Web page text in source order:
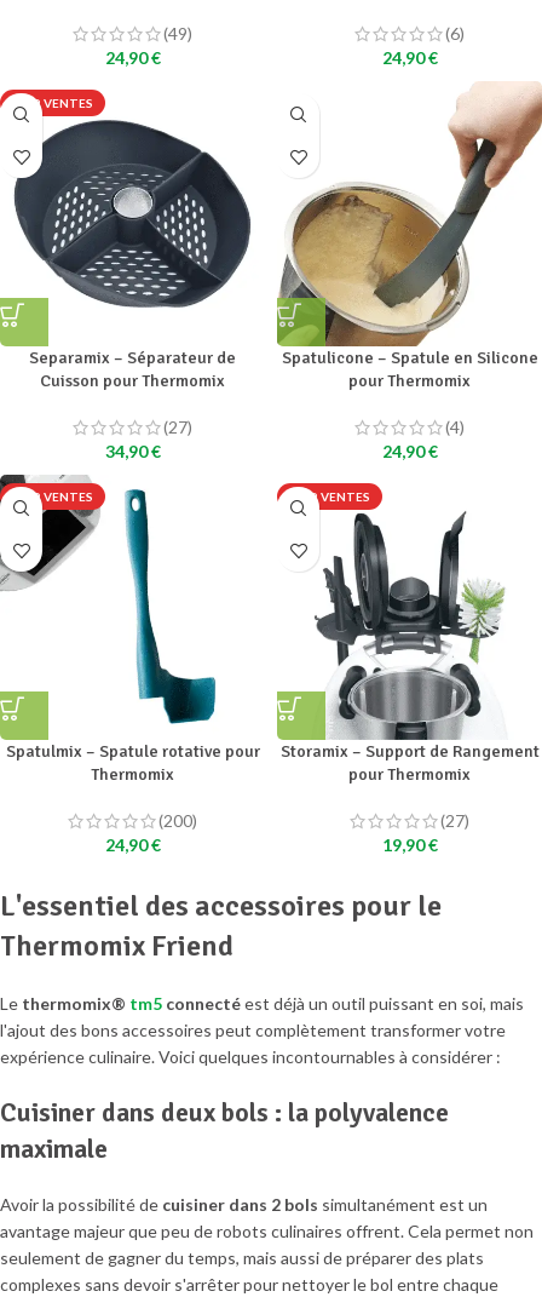
(49)
24,90€
(6)
24,90€
TOP VENTES
Separamix – Séparateur de
Cuisson pour Thermomix
(27)
34,90€
Spatulicone – Spatule en Silicone
pour Thermomix
(4)
24,90€
TOP VENTES
Spatulmix – Spatule rotative pour
Thermomix
(200)
24,90€
TOP VENTES
Storamix – Support de Rangement
pour Thermomix
(27)
19,90€
L'essentiel des accessoires pour le
Thermomix Friend
Le thermomix® tm5 connectéest déjà un outil puissant en soi, mais
l'ajout des bons accessoires peut complètement transformer votre
expérience culinaire. Voici quelques incontournables à considérer :
Cuisiner dans deux bols : la polyvalence
maximale
Avoir la possibilité de cuisiner dans 2 bols simultanément est un
avantage majeur que peu de robots culinaires offrent. Cela permet non
seulement de gagner du temps, mais aussi de préparer des plats
complexes sans devoir s'arrêter pour nettoyer le bol entre chaque